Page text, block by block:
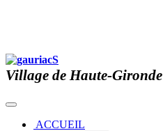
Village de Haute-Gironde
ACCUEIL